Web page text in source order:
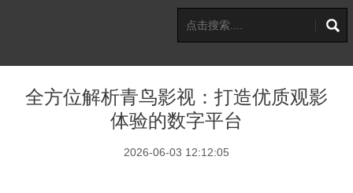
全方位解析青鸟影视：打造优质观影
体验的数字平台
2026-06-03 12:12:05